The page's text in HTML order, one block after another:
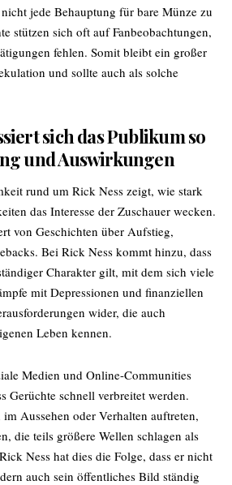
jede Behauptung für bare Münze zu
stützen sich oft auf Fanbeobachtungen,
fehlen. Somit bleibt ein großer
und sollte auch als solche
sich das Publikum so
und Auswirkungen
rund um Rick Ness zeigt, wie stark
das Interesse der Zuschauer wecken.
von Geschichten über Aufstieg,
Bei Rick Ness kommt hinzu, dass
Charakter gilt, mit dem sich viele
mit Depressionen und finanziellen
wider, die auch
Leben kennen.
Medien und Online-Communities
Gerüchte schnell verbreitet werden.
Aussehen oder Verhalten auftreten,
die teils größere Wellen schlagen als
Ness hat dies die Folge, dass er nicht
auch sein öffentliches Bild ständig